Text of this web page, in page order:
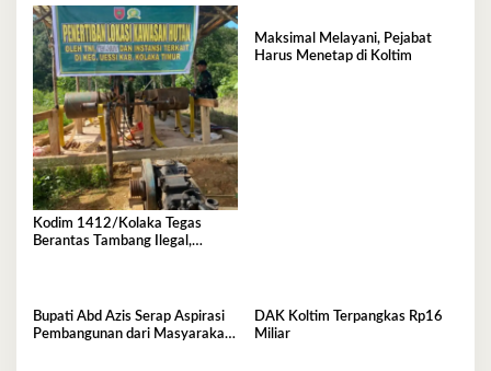
Kodim 1412/Kolaka Tegas
Berantas Tambang Ilegal,
Maksimal Melayani, Pejabat
Harus Menetap di Koltim
Bupati Abd Azis Serap Aspirasi
Pembangunan dari Masyarakat
DAK Koltim Terpangkas Rp16
Miliar